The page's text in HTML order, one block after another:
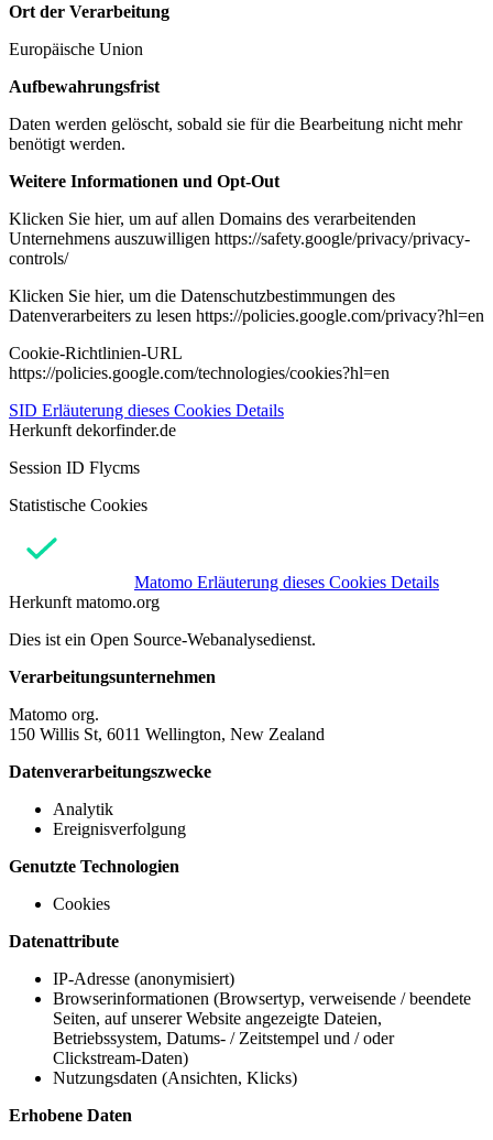
Ort der Verarbeitung
Europäische Union
Aufbewahrungsfrist
Daten werden gelöscht, sobald sie für die Bearbeitung nicht mehr
benötigt werden.
Weitere Informationen und Opt-Out
Klicken Sie hier, um auf allen Domains des verarbeitenden
Unternehmens auszuwilligen https://safety.google/privacy/privacy-
controls/
Klicken Sie hier, um die Datenschutzbestimmungen des
Datenverarbeiters zu lesen https://policies.google.com/privacy?hl=en
Cookie-Richtlinien-URL
https://policies.google.com/technologies/cookies?hl=en
SID Erläuterung dieses Cookies Details
Herkunft dekorfinder.de
Session ID Flycms
Statistische Cookies
Matomo Erläuterung dieses Cookies Details
Herkunft matomo.org
Dies ist ein Open Source-Webanalysedienst.
Verarbeitungsunternehmen
Matomo org.
150 Willis St, 6011 Wellington, New Zealand
Datenverarbeitungszwecke
Analytik
Ereignisverfolgung
Genutzte Technologien
Cookies
Datenattribute
IP-Adresse (anonymisiert)
Browserinformationen (Browsertyp, verweisende / beendete
Seiten, auf unserer Website angezeigte Dateien,
Betriebssystem, Datums- / Zeitstempel und / oder
Clickstream-Daten)
Nutzungsdaten (Ansichten, Klicks)
Erhobene Daten